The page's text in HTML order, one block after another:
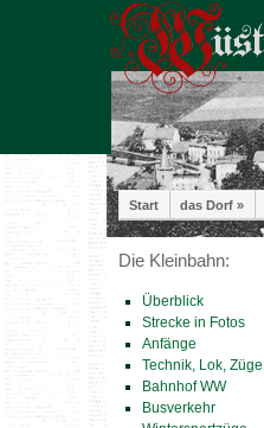
Start das Dorf »
Die Kleinbahn:
Überblick
Strecke in Fotos
Anfänge
Technik, Lok, Züge
Bahnhof WW
Busverkehr